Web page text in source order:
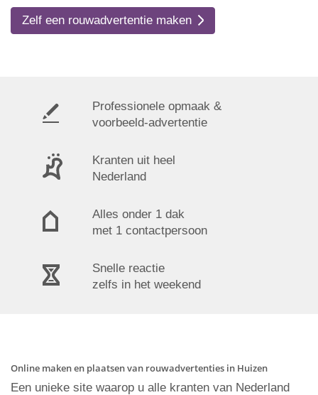
Zelf een rouwadvertentie maken
Professionele opmaak &
voorbeeld-advertentie
Kranten uit heel
Nederland
Alles onder 1 dak
met 1 contactpersoon
Snelle reactie
zelfs in het weekend
Online maken en plaatsen van rouwadvertenties in Huizen
Een unieke site waarop u alle kranten van Nederland